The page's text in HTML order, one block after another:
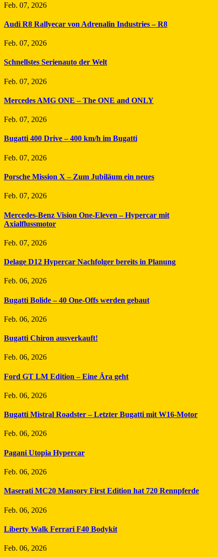
Feb. 07, 2026
Audi R8 Rallyecar von Adrenalin Industries – R8
Feb. 07, 2026
Schnellstes Serienauto der Welt
Feb. 07, 2026
Mercedes AMG ONE – The ONE and ONLY
Feb. 07, 2026
Bugatti 400 Drive – 400 km/h im Bugatti
Feb. 07, 2026
Porsche Mission X – Zum Jubiläum ein neues
Feb. 07, 2026
Mercedes-Benz Vision One-Eleven – Hypercar mit
Axialflussmotor
Feb. 07, 2026
Delage D12 Hypercar Nachfolger bereits in Planung
Feb. 06, 2026
Bugatti Bolide – 40 One-Offs werden gebaut
Feb. 06, 2026
Bugatti Chiron ausverkauft!
Feb. 06, 2026
Ford GT LM Edition – Eine Ära geht
Feb. 06, 2026
Bugatti Mistral Roadster – Letzter Bugatti mit W16-Motor
Feb. 06, 2026
Pagani Utopia Hypercar
Feb. 06, 2026
Maserati MC20 Mansory First Edition hat 720 Rennpferde
Feb. 06, 2026
Liberty Walk Ferrari F40 Bodykit
Feb. 06, 2026